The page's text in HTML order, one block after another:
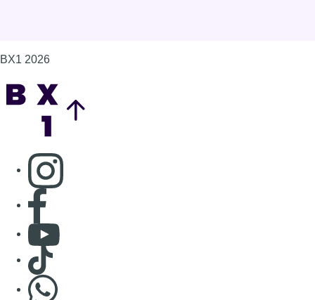
BX1 2026
Consulter page Instagram
Consulter page Facebook
Consulter Youtube
Consulter TikTok